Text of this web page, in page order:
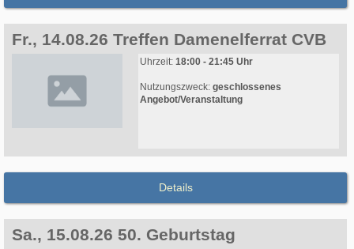
Fr., 14.08.26 Treffen Damenelferrat CVB
Uhrzeit: 18:00 - 21:45 Uhr
Nutzungszweck: geschlossenes
Angebot/Veranstaltung
Details
Sa., 15.08.26 50. Geburtstag